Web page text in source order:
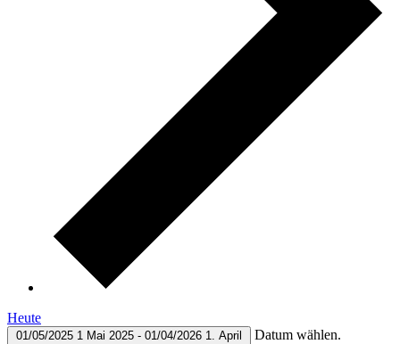
Heute
01/05/2025 1 Mai 2025 - 01/04/2026 1. April Datum wählen.